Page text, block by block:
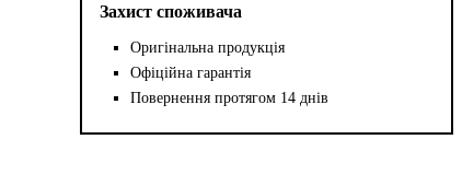
Захист споживача
Оригінальна продукція
Офіційна гарантія
Повернення протягом 14 днів